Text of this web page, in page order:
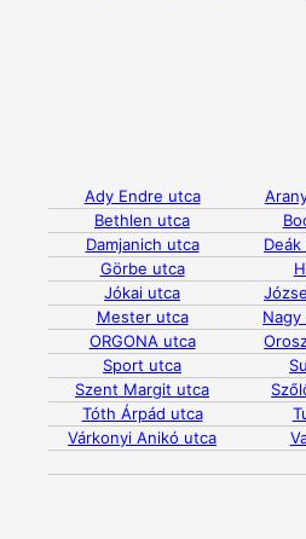
Ady Endre utca
Bethlen utca
Damjanich utca
Görbe utca
Jókai utca
Mester utca
ORGONA utca
Sport utca
Szent Margit utca
Tóth Árpád utca
Várkonyi Anikó utca